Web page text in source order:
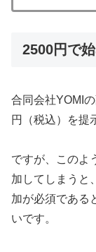
2500円で
合同会社YOMI
円（税込）を提
ですが、このよ
加してしまうと
加が必須である
いです。